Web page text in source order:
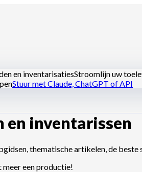
en inventarisatiesStroomlijn uw
Stuur met Claude, ChatGPT of API
en inventarissen
thematische artikelen, de beste
een productie!